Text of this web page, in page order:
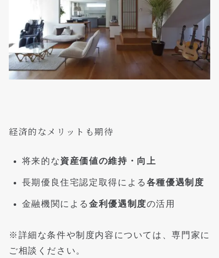
経済的なメリットも期待
将来的な資産価値の維持・向上
長期優良住宅認定取得による 各種優遇制度
金融機関による金利優遇制度の活用
※詳細な条件や制度内容については、専門家に
ご相談ください。